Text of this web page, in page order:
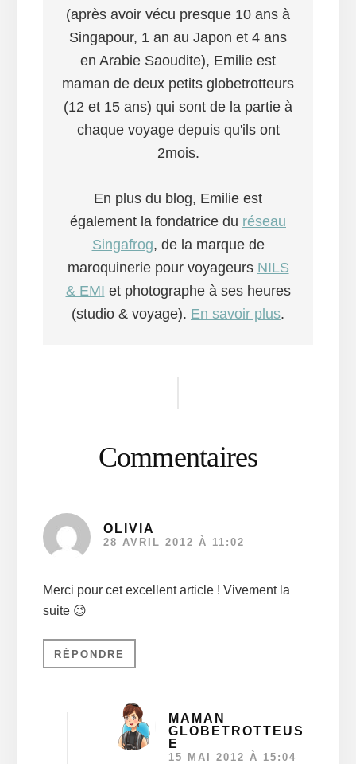
(après avoir vécu presque 10 ans à
Singapour, 1 an au Japon et 4 ans
en Arabie Saoudite), Emilie est
maman de deux petits globetrotteurs
(12 et 15 ans) qui sont de la partie à
chaque voyage depuis qu'ils ont
2mois.
En plus du blog, Emilie est
également la fondatrice du réseau
Singafrog, de la marque de
maroquinerie pour voyageurs NILS
& EMI et photographe à ses heures
(studio & voyage). En savoir plus.
Commentaires
OLIVIA
28 AVRIL 2012 À 11:02
Merci pour cet excellent article ! Vivement la
suite 😉
RÉPONDRE
MAMAN
GLOBETROTTEUS
E
15 MAI 2012 À 15:04